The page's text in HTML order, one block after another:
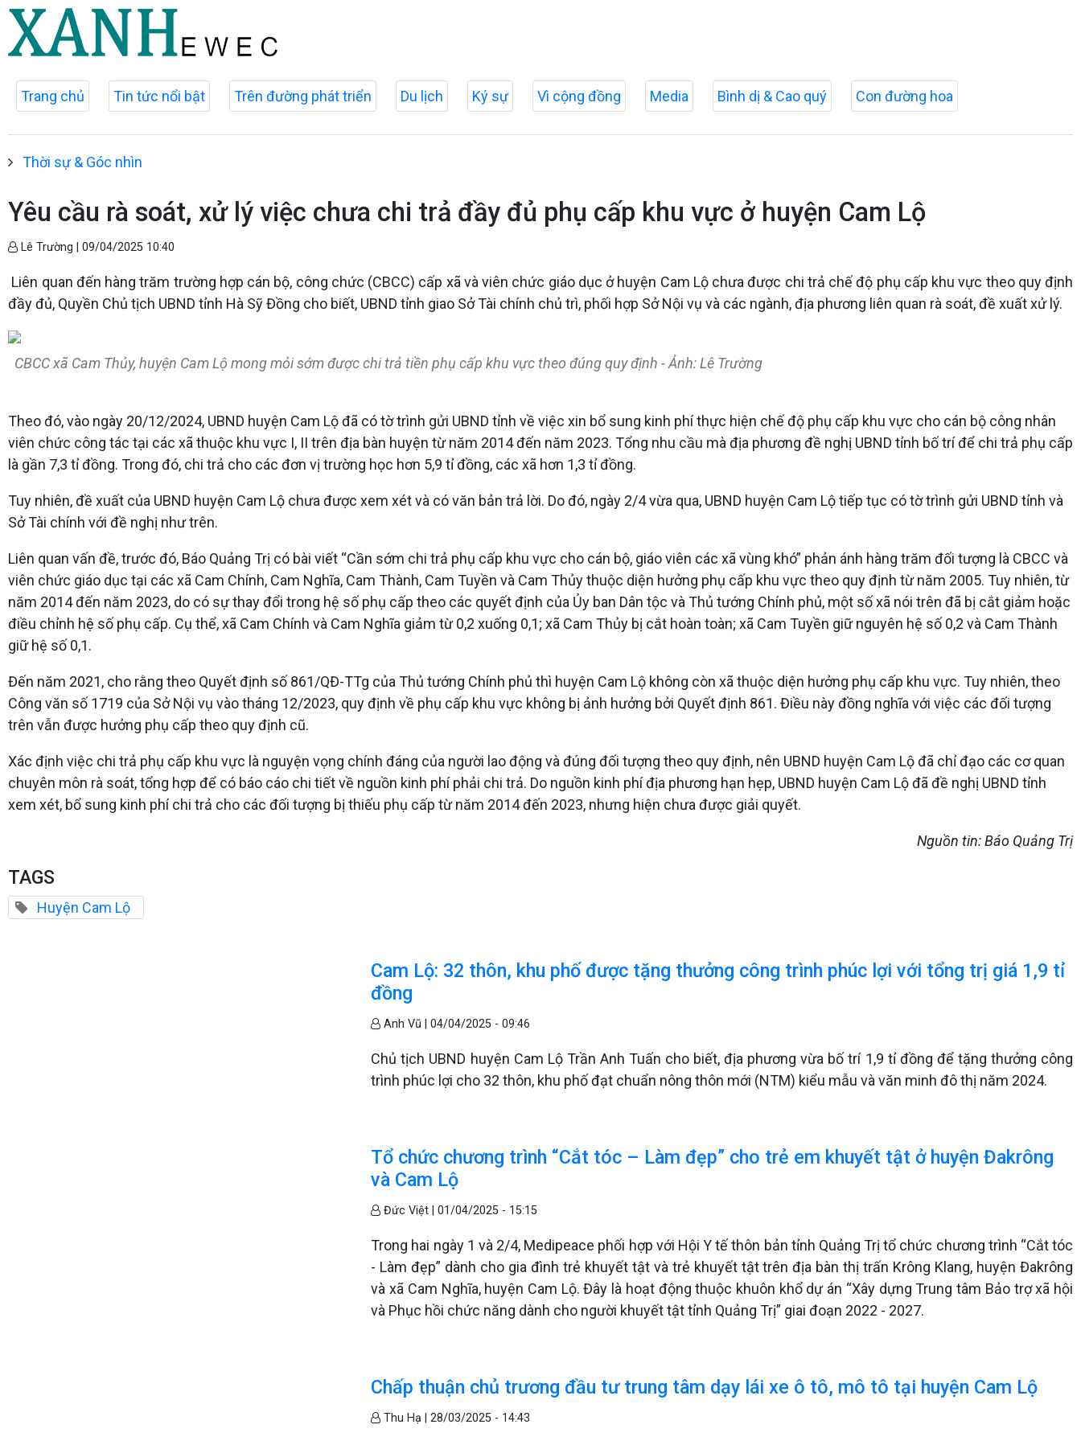
Trang chủ Tin tức nổi bật Trên đường phát triển Du lịch Ký sự Vì cộng đồng Media Bình dị & Cao quý Con đường hoa
Thời sự & Góc nhìn
Yêu cầu rà soát, xử lý việc chưa chi trả đầy đủ phụ cấp khu vực ở huyện Cam Lộ
Lê Trường | 09/04/2025 10:40
Liên quan đến hàng trăm trường hợp cán bộ, công chức (CBCC) cấp xã và viên chức giáo dục ở huyện Cam Lộ chưa được chi trả chế độ phụ cấp khu vực theo quy định
đầy đủ, Quyền Chủ tịch UBND tỉnh Hà Sỹ Đồng cho biết, UBND tỉnh giao Sở Tài chính chủ trì, phối hợp Sở Nội vụ và các ngành, địa phương liên quan rà soát, đề xuất xử lý.
CBCC xã Cam Thủy, huyện Cam Lộ mong mỏi sớm được chi trả tiền phụ cấp khu vực theo đúng quy định - Ảnh: Lê Trường
Theo đó, vào ngày 20/12/2024, UBND huyện Cam Lộ đã có tờ trình gửi UBND tỉnh về việc xin bổ sung kinh phí thực hiện chế độ phụ cấp khu vực cho cán bộ công nhân
viên chức công tác tại các xã thuộc khu vực I, II trên địa bàn huyện từ năm 2014 đến năm 2023. Tổng nhu cầu mà địa phương đề nghị UBND tỉnh bố trí để chi trả phụ cấp
là gần 7,3 tỉ đồng. Trong đó, chi trả cho các đơn vị trường học hơn 5,9 tỉ đồng, các xã hơn 1,3 tỉ đồng.
Tuy nhiên, đề xuất của UBND huyện Cam Lộ chưa được xem xét và có văn bản trả lời. Do đó, ngày 2/4 vừa qua, UBND huyện Cam Lộ tiếp tục có tờ trình gửi UBND tỉnh và
Sở Tài chính với đề nghị như trên.
Liên quan vấn đề, trước đó, Báo Quảng Trị có bài viết “Cần sớm chi trả phụ cấp khu vực cho cán bộ, giáo viên các xã vùng khó” phản ánh hàng trăm đối tượng là CBCC và
viên chức giáo dục tại các xã Cam Chính, Cam Nghĩa, Cam Thành, Cam Tuyền và Cam Thủy thuộc diện hưởng phụ cấp khu vực theo quy định từ năm 2005. Tuy nhiên, từ
năm 2014 đến năm 2023, do có sự thay đổi trong hệ số phụ cấp theo các quyết định của Ủy ban Dân tộc và Thủ tướng Chính phủ, một số xã nói trên đã bị cắt giảm hoặc
điều chỉnh hệ số phụ cấp. Cụ thể, xã Cam Chính và Cam Nghĩa giảm từ 0,2 xuống 0,1; xã Cam Thủy bị cắt hoàn toàn; xã Cam Tuyền giữ nguyên hệ số 0,2 và Cam Thành
giữ hệ số 0,1.
Đến năm 2021, cho rằng theo Quyết định số 861/QĐ-TTg của Thủ tướng Chính phủ thì huyện Cam Lộ không còn xã thuộc diện hưởng phụ cấp khu vực. Tuy nhiên, theo
Công văn số 1719 của Sở Nội vụ vào tháng 12/2023, quy định về phụ cấp khu vực không bị ảnh hưởng bởi Quyết định 861. Điều này đồng nghĩa với việc các đối tượng
trên vẫn được hưởng phụ cấp theo quy định cũ.
Xác định việc chi trả phụ cấp khu vực là nguyện vọng chính đáng của người lao động và đúng đối tượng theo quy định, nên UBND huyện Cam Lộ đã chỉ đạo các cơ quan
chuyên môn rà soát, tổng hợp để có báo cáo chi tiết về nguồn kinh phí phải chi trả. Do nguồn kinh phí địa phương hạn hẹp, UBND huyện Cam Lộ đã đề nghị UBND tỉnh
xem xét, bổ sung kinh phí chi trả cho các đối tượng bị thiếu phụ cấp từ năm 2014 đến 2023, nhưng hiện chưa được giải quyết.
Nguồn tin: Báo Quảng Trị
TAGS
Huyện Cam Lộ
Cam Lộ: 32 thôn, khu phố được tặng thưởng công trình phúc lợi với tổng trị giá 1,9 tỉ
đồng
Anh Vũ |04/04/2025 - 09:46
Chủ tịch UBND huyện Cam Lộ Trần Anh Tuấn cho biết, địa phương vừa bố trí 1,9 tỉ đồng để tặng thưởng công
trình phúc lợi cho 32 thôn, khu phố đạt chuẩn nông thôn mới (NTM) kiểu mẫu và văn minh đô thị năm 2024.
Tổ chức chương trình “Cắt tóc – Làm đẹp” cho trẻ em khuyết tật ở huyện Đakrông
và Cam Lộ
Đức Việt |01/04/2025 - 15:15
Trong hai ngày 1 và 2/4, Medipeace phối hợp với Hội Y tế thôn bản tỉnh Quảng Trị tổ chức chương trình “Cắt tóc
- Làm đẹp” dành cho gia đình trẻ khuyết tật và trẻ khuyết tật trên địa bàn thị trấn Krông Klang, huyện Đakrông
và xã Cam Nghĩa, huyện Cam Lộ. Đây là hoạt động thuộc khuôn khổ dự án “Xây dựng Trung tâm Bảo trợ xã hội
và Phục hồi chức năng dành cho người khuyết tật tỉnh Quảng Trị” giai đoạn 2022 - 2027.
Chấp thuận chủ trương đầu tư trung tâm dạy lái xe ô tô, mô tô tại huyện Cam Lộ
Thu Hạ |28/03/2025 - 14:43